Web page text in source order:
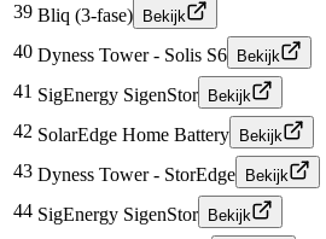
39 Bliq (3-fase) Bekijk
40 Dyness Tower - Solis S6 Bekijk
41 SigEnergy SigenStor Bekijk
42 SolarEdge Home Battery Bekijk
43 Dyness Tower - StorEdge Bekijk
44 SigEnergy SigenStor Bekijk